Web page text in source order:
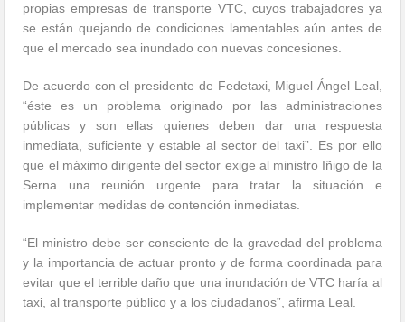
propias empresas de transporte VTC, cuyos trabajadores ya
se están quejando de condiciones lamentables aún antes de
que el mercado sea inundado con nuevas concesiones.
De acuerdo con el presidente de Fedetaxi, Miguel Ángel Leal,
“éste es un problema originado por las administraciones
públicas y son ellas quienes deben dar una respuesta
inmediata, suficiente y estable al sector del taxi”. Es por ello
que el máximo dirigente del sector exige al ministro Iñigo de la
Serna una reunión urgente para tratar la situación e
implementar medidas de contención inmediatas.
“El ministro debe ser consciente de la gravedad del problema
y la importancia de actuar pronto y de forma coordinada para
evitar que el terrible daño que una inundación de VTC haría al
taxi, al transporte público y a los ciudadanos”, afirma Leal.